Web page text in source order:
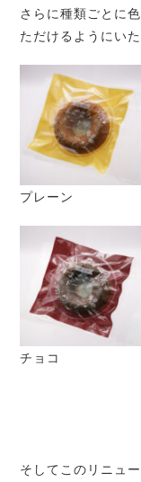
さらに種類ごとに
ただけるようにいた
プレーン
チョコ
そしてこのリニュ